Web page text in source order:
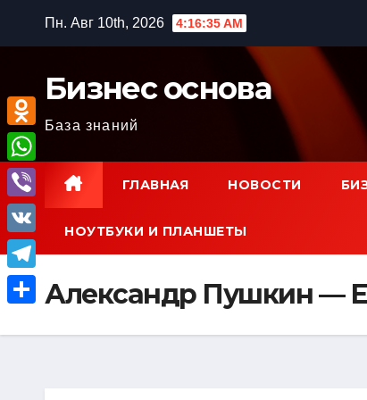
Пн. Авг 10th, 2026 4:16:36 AM
Бизнес основа
База знаний
ГЛАВНАЯ НОВОСТИ
НОУТБУКИ И ПЛАНШЕТЫ
Александр Пушкин —
O
d
n
o
k
l
s
W
h
a
s
V
i
b
e
V
K
T
l